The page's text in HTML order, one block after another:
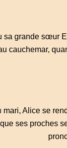
sa grande sœur
cauchemar,
mari, Alice se
ses proches